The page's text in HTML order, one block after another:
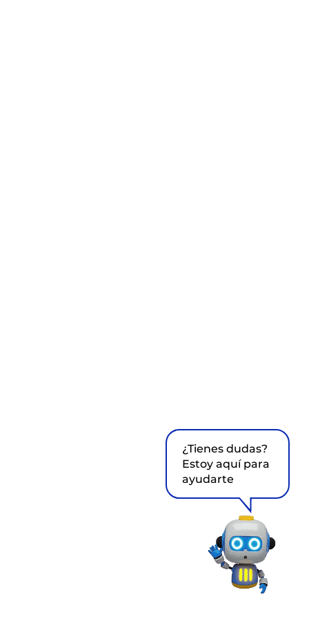
¿Tienes dudas?
Estoy aquí para
ayudarte